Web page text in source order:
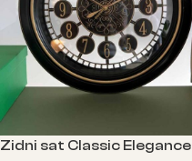
Zidni sat Classic Elegance